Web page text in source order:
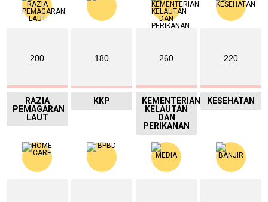
200
RAZIA
PEMAGARAN
LAUT
180
KKP
260
KEMENTERIAN
KELAUTAN
DAN
PERIKANAN
220
KESEHATAN